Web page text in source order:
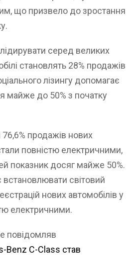
що призвело до зростання
серед великих
становлять 28% продажів
лізингу допомагає
майже до 50% з початку
76,6% продажів нових
повністю електричними,
показник досяг майже 50%.
світовий
нових автомобілів у
електричними.
повідомляв
Benz C-Class став